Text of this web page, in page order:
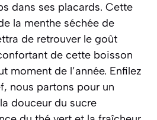
dans ses placards. Cette
la menthe séchée de
de retrouver le goût
de cette boisson
moment de l’année. Enfilez
nous partons pour un
douceur du sucre